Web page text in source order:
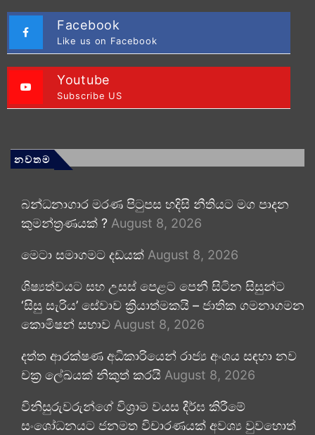
Facebook
Like us on Facebook
Youtube
Subscribe US
නවතම
බන්ධනාගාර මරණ පිටුපස හදිසි නීතියට මග පාදන
කුමන්ත්‍රණයක් ? August 8, 2026
මෙටා සමාගමට දඩයක් August 8, 2026
ශිෂ්‍යත්වයට සහ උසස් පෙළට පෙනී සිටින සිසුන්ට
‘සිසු සැරිය’ සේවාව ක්‍රියාත්මකයි – ජාතික ගමනාගමන
කොමිෂන් සභාව August 8, 2026
දත්ත ආරක්ෂණ අධිකාරියෙන් රාජ්‍ය අංශය සඳහා නව
චක්‍ර ලේඛයක් නිකුත් කරයි August 8, 2026
විනිසුරුවරුන්ගේ විශ්‍රාම වයස දීර්ඝ කිරීමේ
සංශෝධනයට ජනමත විචාරණයක් අවශ්‍ය වුවහොත්